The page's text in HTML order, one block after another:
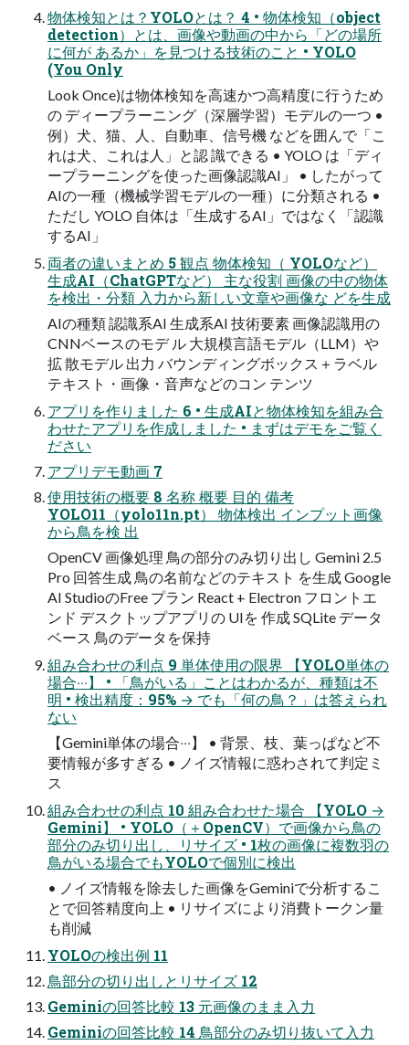
物体検知とは？YOLOとは？ 4 • 物体検知（object
detection）とは、画像や動画の中から「どの場所
に何が あるか」を⾒つける技術のこと • YOLO
(You Only
Look Once)は物体検知を⾼速かつ⾼精度に⾏うため
の ディープラーニング（深層学習）モデルの⼀つ •
例）⽝、猫、⼈、⾃動⾞、信号機 などを囲んで「こ
れは⽝、これは⼈」と認 識できる • YOLO は「ディ
ープラーニングを使った画像認識AI」 • したがって
AIの⼀種（機械学習モデルの⼀種）に分類される •
ただし YOLO ⾃体は「⽣成するAI」ではなく「認識
するAI」
両者の違いまとめ 5 観点 物体検知（ YOLOなど）
生成AI（ChatGPTなど） 主な役割 画像の中の物体
を検出・分類 入力から新しい文章や画像な どを生成
AIの種類 認識系AI 生成系AI 技術要素 画像認識用の
CNNベースのモデ ル 大規模言語モデル（LLM）や
拡 散モデル 出力 バウンディングボックス＋ラベル
テキスト・画像・音声などのコン テンツ
アプリを作りました 6 • ⽣成AIと物体検知を組み合
わせたアプリを作成しました • まずはデモをご覧く
ださい
アプリデモ動画 7
使⽤技術の概要 8 名称 概要 目的 備考
YOLO11（yolo11n.pt） 物体検出 インプット画像
から鳥を検 出
OpenCV 画像処理 鳥の部分のみ切り出し Gemini 2.5
Pro 回答生成 鳥の名前などのテキスト を生成 Google
AI StudioのFree プラン React + Electron フロントエ
ンド デスクトップアプリの UIを 作成 SQLite データ
ベース 鳥のデータを保持
組み合わせの利点 9 単体使⽤の限界 【YOLO単体の
場合‧‧‧】 • 「⿃がいる」ことはわかるが、種類は不
明 • 検出精度：95% → でも「何の⿃？」は答えられ
ない
【Gemini単体の場合‧‧‧】 • 背景、枝、葉っぱなど不
要情報が多すぎる • ノイズ情報に惑わされて判定ミ
ス
組み合わせの利点 10 組み合わせた場合 【YOLO →
Gemini】 • YOLO（＋OpenCV）で画像から⿃の
部分のみ切り出し、リサイズ • 1枚の画像に複数⽻の
⿃がいる場合でもYOLOで個別に検出
• ノイズ情報を除去した画像をGeminiで分析するこ
とで回答精度向上 • リサイズにより消費トークン量
も削減
YOLOの検出例 11
⿃部分の切り出しとリサイズ 12
Geminiの回答⽐較 13 元画像のまま⼊⼒
Geminiの回答⽐較 14 ⿃部分のみ切り抜いて⼊⼒